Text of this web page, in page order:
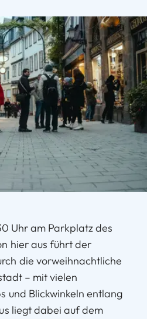
Uhr am Parkplatz des
hier aus führt der
die vorweihnachtliche
– mit vielen
und Blickwinkeln entlang
liegt dabei auf dem